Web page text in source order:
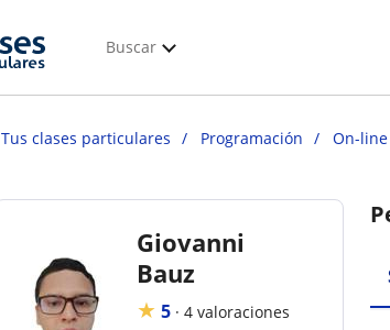
Buscar
Tus clases particulares Programación On-line
Giovanni
Bauz
★ 5 · 4 valoraciones